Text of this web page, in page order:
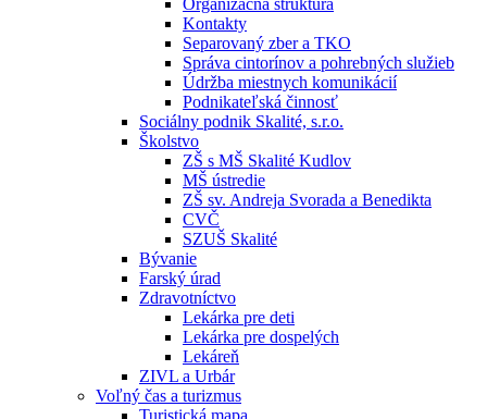
Organizačná štruktúra
Kontakty
Separovaný zber a TKO
Správa cintorínov a pohrebných služieb
Údržba miestnych komunikácií
Podnikateľská činnosť
Sociálny podnik Skalité, s.r.o.
Školstvo
ZŠ s MŠ Skalité Kudlov
MŠ ústredie
ZŠ sv. Andreja Svorada a Benedikta
CVČ
SZUŠ Skalité
Bývanie
Farský úrad
Zdravotníctvo
Lekárka pre deti
Lekárka pre dospelých
Lekáreň
ZIVL a Urbár
Voľný čas a turizmus
Turistická mapa